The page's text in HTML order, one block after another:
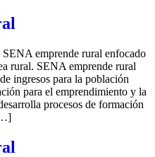
emprende rural enfocado
rural. SENA emprende rural
ingresos para la población
para el emprendimiento y la
procesos de formación